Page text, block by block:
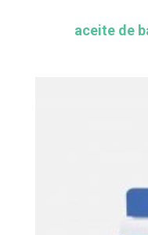
aceite de